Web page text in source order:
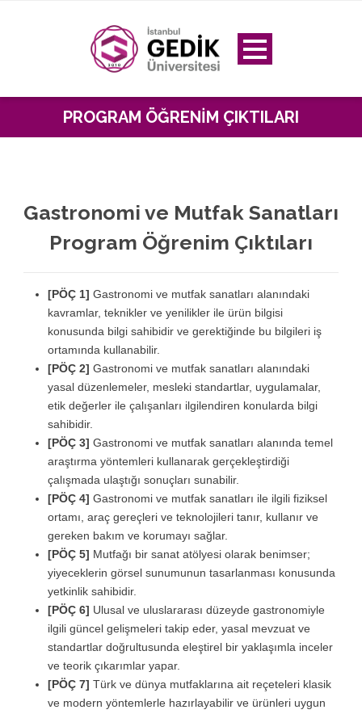
PROGRAM ÖĞRENIM ÇIKTILARI
Gastronomi ve Mutfak Sanatları
Program Öğrenim Çıktıları
[PÖÇ 1] Gastronomi ve mutfak sanatları alanındaki
kavramlar, teknikler ve yenilikler ile ürün bilgisi
konusunda bilgi sahibidir ve gerektiğinde bu bilgileri iş
ortamında kullanabilir.
[PÖÇ 2] Gastronomi ve mutfak sanatları alanındaki
yasal düzenlemeler, mesleki standartlar, uygulamalar,
etik değerler ile çalışanları ilgilendiren konularda bilgi
sahibidir.
[PÖÇ 3] Gastronomi ve mutfak sanatları alanında temel
araştırma yöntemleri kullanarak gerçekleştirdiği
çalışmada ulaştığı sonuçları sunabilir.
[PÖÇ 4] Gastronomi ve mutfak sanatları ile ilgili fiziksel
ortamı, araç gereçleri ve teknolojileri tanır, kullanır ve
gereken bakım ve korumayı sağlar.
[PÖÇ 5] Mutfağı bir sanat atölyesi olarak benimser;
yiyeceklerin görsel sunumunun tasarlanması konusunda
yetkinlik sahibidir.
[PÖÇ 6] Ulusal ve uluslararası düzeyde gastronomiyle
ilgili güncel gelişmeleri takip eder, yasal mevzuat ve
standartlar doğrultusunda eleştirel bir yaklaşımla inceler
ve teorik çıkarımlar yapar.
[PÖÇ 7] Türk ve dünya mutfaklarına ait reçeteleri klasik
ve modern yöntemlerle hazırlayabilir ve ürünleri uygun